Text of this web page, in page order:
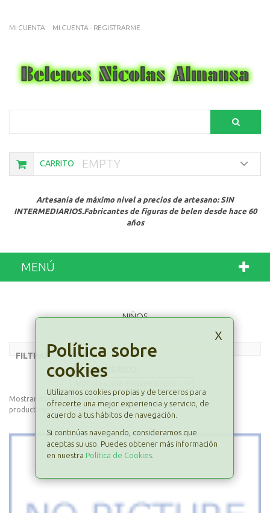
MI CUENTA MI CUENTA - REGISTRARME
CARRITO EMPTY
Artesanía de máximo nivel a precios de artesano: SIN
INTERMEDIARIOS.Fabricantes de figuras de belen desde hace 60
años
MENÚ
x
Política sobre
cookies
Utilizamos cookies propias y de terceros para
ofrecerte una mejor experiencia y servicio, de
acuerdo a tus hábitos de navegación.
Si continúas navegando, consideramos que
aceptas su uso. Puedes obtener más información
en nuestra Política de Cookies
NIÑOS
FILTRAR:
FILTRO
ALFANUMÉRICO:
Mostrando de
productos)